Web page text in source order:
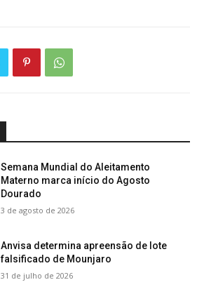
Semana Mundial do Aleitamento
Materno marca início do Agosto
Dourado
3 de agosto de 2026
Anvisa determina apreensão de lote
falsificado de Mounjaro
31 de julho de 2026